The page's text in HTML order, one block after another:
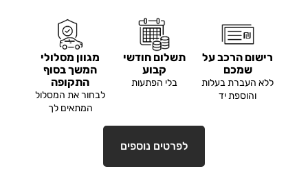
רישום הרכב על
שמכם
ללא העברת בעלות
והוספת יד
תשלום חודשי
קבוע
בלי הפתעות
מגוון מסלולי
המשך בסוף
התקופה
לבחור את המסלול
המתאים לך
לפרטים נוספים